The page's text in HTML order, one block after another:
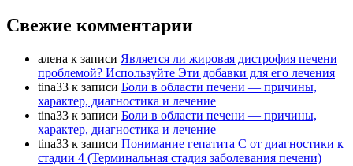
Свежие комментарии
алена к записи Является ли жировая дистрофия печени
проблемой? Используйте Эти добавки для его лечения
tina33 к записи Боли в области печени — причины,
характер, диагностика и лечение
tina33 к записи Боли в области печени — причины,
характер, диагностика и лечение
tina33 к записи Понимание гепатита С от диагностики к
стадии 4 (Терминальная стадия заболевания печени)